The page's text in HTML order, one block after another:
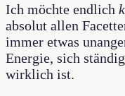
Ich möchte endlich
absolut allen
immer etwas
Energie, sich
wirklich ist.